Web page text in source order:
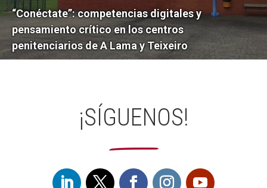
“Conéctate”: competencias digitales y
pensamiento crítico en los centros
penitenciarios de A Lama y Teixeiro
¡SÍGUENOS!